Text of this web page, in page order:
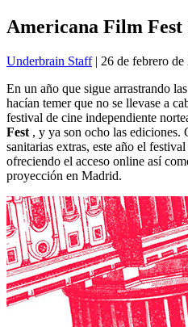
Americana Film Fest
Underbrain Staff| 26 de febrero de
En un año que sigue arrastrando
hacían temer que no se llevase a
festival de cine independiente
Fest , y ya son ocho las ediciones.
sanitarias extras, este año el
ofreciendo el acceso online así
proyección en Madrid.